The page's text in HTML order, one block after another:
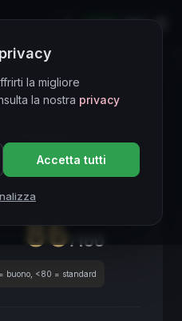
LIVE
Lorens2019
86/100
buono, <80 = standard
la migliore
la nostra privacy
Accetta tutti